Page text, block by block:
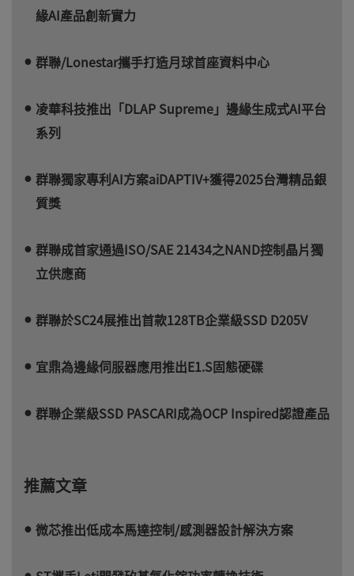
緣AI產品創新實力
群聯/Lonestar攜手打造月球首座資料中心
凌華科技推出「DLAP Supreme」邊緣生成式AI平台
系列
群聯獨家專利AI方案aiDAPTIV+獲得2025台灣精品銀
質獎
群聯成首家通過ISO/SAE 21434之NAND控制晶片獨
立供應商
群聯於SC24展推出首款128TB企業級SSD D205V
宜鼎為邊緣伺服器應用推出E1.S固態硬碟
群聯企業級SSD PASCARI成為OCP Inspired認證產品
推薦文章
微芯推出低成本馬達控制/感測器設計解決方案